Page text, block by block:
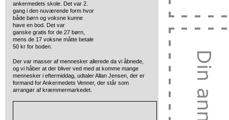
ankermedets skole. Det var 2.
gang i den nuværende form hvor
både børn og voksne kunne
have en bod. Det var
ganske gratis for de 27 børn,
mens de 17 voksne måtte betale
50 kr for boden.
Der var masser af mennesker allerede da vi åbnede,
og vi håber at der bliver ved med at komme mange
mennesker i eftermiddag, udtaler Allan Jensen, der er
formand for Ankermedets Venner, der står som
arrangør af kræmmermarkedet.